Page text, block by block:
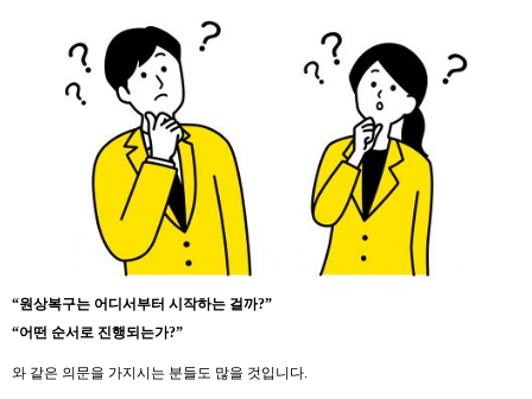
“원상복구는 어디서부터 시작하는 걸까?”
“어떤 순서로 진행되는가?”
와 같은 의문을 가지시는 분들도 많을 것입니다.